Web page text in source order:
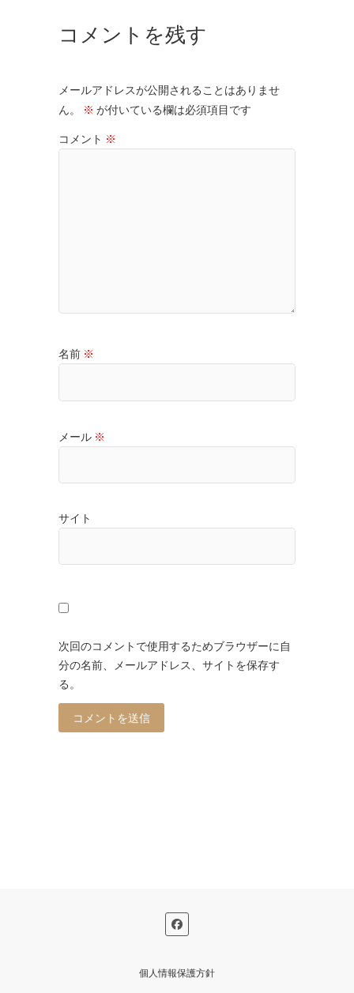
コメントを残す
メールアドレスが公開されることはありませ
ん。
※ が付いている欄は必須項目です
コメント ※
名前 ※
メール ※
サイト
次回のコメントで使用するためブラウザーに自
分の名前、メールアドレス、サイトを保存す
る。
個人情報保護方針